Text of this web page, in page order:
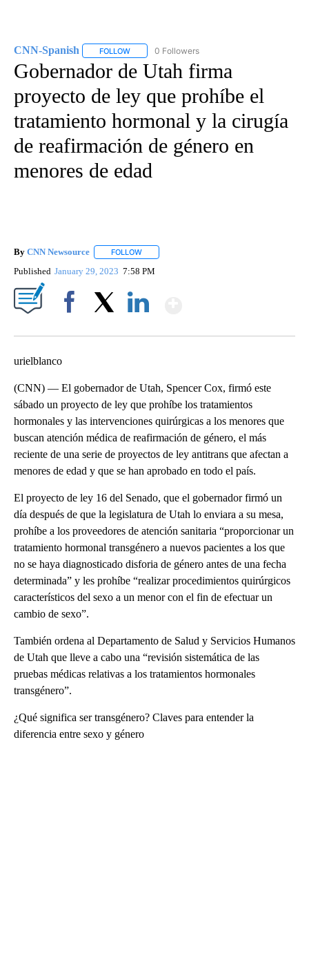
CNN-Spanish FOLLOW FOLLOW "CNN-SPANISH" TO RECEIVE
0 Followers
Gobernador de Utah firma
proyecto de ley que prohíbe el
tratamiento hormonal y la cirugía
de reafirmación de género en
menores de edad
By CNN Newsource FOLLOW
Published January 29, 2023 7:58 PM
urielblanco
(CNN) — El gobernador de Utah, Spencer Cox, firmó este
sábado un proyecto de ley que prohíbe los tratamientos
hormonales y las intervenciones quirúrgicas a los menores que
buscan atención médica de reafirmación de género, el más
reciente de una serie de proyectos de ley antitrans que afectan a
menores de edad y que se han aprobado en todo el país.
El proyecto de ley 16 del Senado, que el gobernador firmó un
día después de que la legislatura de Utah lo enviara a su mesa,
prohíbe a los proveedores de atención sanitaria “proporcionar un
tratamiento hormonal transgénero a nuevos pacientes a los que
no se haya diagnosticado disforia de género antes de una fecha
determinada” y les prohíbe “realizar procedimientos quirúrgicos
característicos del sexo a un menor con el fin de efectuar un
cambio de sexo”.
También ordena al Departamento de Salud y Servicios Humanos
de Utah que lleve a cabo una “revisión sistemática de las
pruebas médicas relativas a los tratamientos hormonales
transgénero”.
¿Qué significa ser transgénero? Claves para entender la
diferencia entre sexo y género